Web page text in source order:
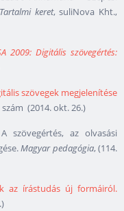
keret, suliNova Kht.,
2009: Digitális szövegértés:
szövegek megjelenítése
szám (2014. okt. 26.)
szövegértés, az olvasási
Magyar pedagógia, (114.
az írástudás új formáiról.